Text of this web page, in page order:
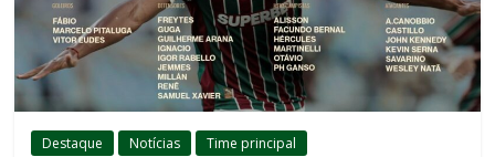
Destaque Notícias Time principal